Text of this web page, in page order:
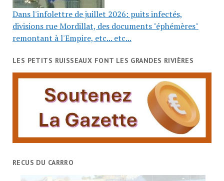
Dans l'infolettre de juillet 2026: puits infectés,
divisions rue Mordillat, des documents "éphémères"
remontant à l'Empire, etc... etc...
LES PETITS RUISSEAUX FONT LES GRANDES RIVIÈRES
RECUS DU CARRRO